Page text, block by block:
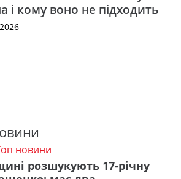
і кому воно не підходить
новини
розшукують 17-річну